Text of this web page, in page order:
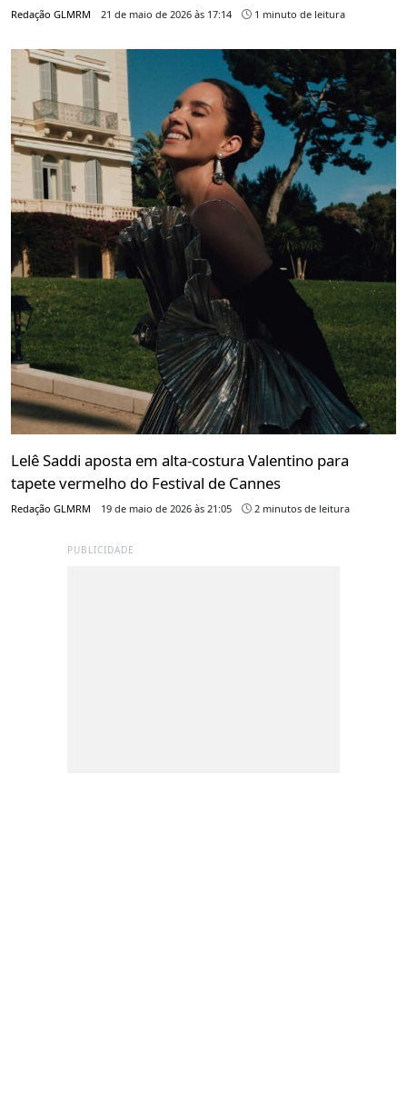
Redação GLMRM 21 de maio de 2026 às 17:14 1 minuto de leitura
Lelê Saddi aposta em alta-costura Valentino para
tapete vermelho do Festival de Cannes
Redação GLMRM 19 de maio de 2026 às 21:05 2 minutos de leitura
PUBLICIDADE